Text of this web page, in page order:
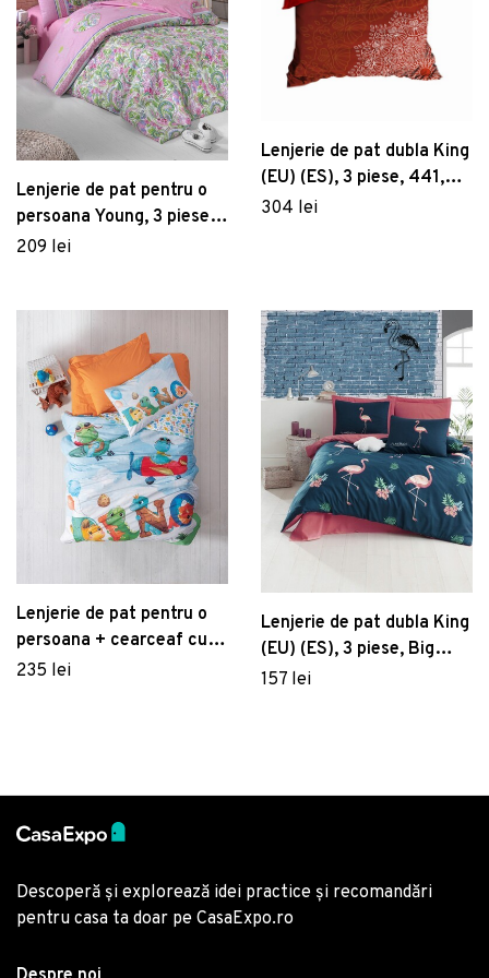
Lenjerie de pat pentru o
persoana Young, 3 piese,
160x220 cm, 100%
209 lei
Lenjerie de pat dubla King
(EU) (ES), 3 piese, 441,
Pearl Home, Poliester
304 lei
Lenjerie de pat pentru o
persoana + cearceaf cu
elastic Young, 3 piese,
235 lei
Lenjerie de pat dubla King
(EU) (ES), 3 piese, Big
Filamin - Dark Blue, Eponj
157 lei
Descoperă și explorează idei practice și recomandări
pentru casa ta doar pe CasaExpo.ro